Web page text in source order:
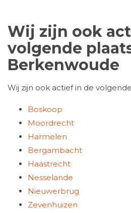
Wij zijn ook
volgende
Berkenwoude
Wij zijn ook actief in de
Boskoop
Moordrecht
Harmelen
Bergambacht
Haastrecht
Nesselande
Nieuwerbrug
Zevenhuizen